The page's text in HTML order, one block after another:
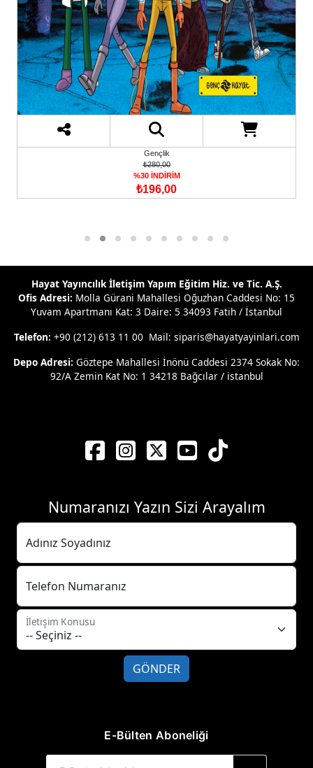
Gençlik
₺280,00
%30 İNDİRİM
₺196,00
Hayat Yayıncılık İletişim Yapım Eğitim Hiz. ve Tic. A.Ş.
Ofis Adresi: Molla Gürani Mahallesi Oğuzhan Caddesi No: 15
Yuvam Apartmanı Kat: 3 Daire: 5 34093 Fatih / İstanbul
Telefon: +90 (212) 613 11 00 Mail: siparis@hayatyayinlari.com
Depo Adresi: Göztepe Mahallesi İnönü Caddesi 2374 Sokak No:
92/A Zemin Kat No: 1 34218 Bağcılar / istanbul
Numaranızı Yazın Sizi Arayalım
Adınız Soyadınız
Telefon Numaranız
İletişim Konusu
GÖNDER
E-Bülten Aboneliği